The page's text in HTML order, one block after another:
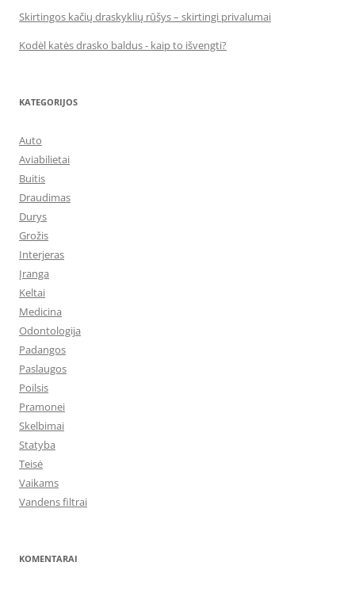
Skirtingos kačių draskyklių rūšys – skirtingi privalumai
Kodėl katės drasko baldus - kaip to išvengti?
KATEGORIJOS
Auto
Aviabilietai
Buitis
Draudimas
Durys
Grožis
Interjeras
Įranga
Keltai
Medicina
Odontologija
Padangos
Paslaugos
Poilsis
Pramonei
Skelbimai
Statyba
Teisė
Vaikams
Vandens filtrai
KOMENTARAI